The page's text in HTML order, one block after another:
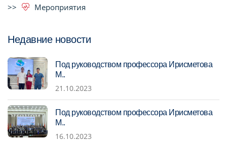
Мероприятия
Недавние новости
Под руководством профессора Ирисметова
М..
21.10.2023
Под руководством профессора Ирисметова
М..
16.10.2023